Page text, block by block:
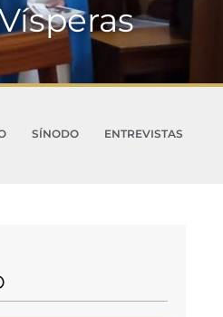
SÍNODO
ENTREVISTAS